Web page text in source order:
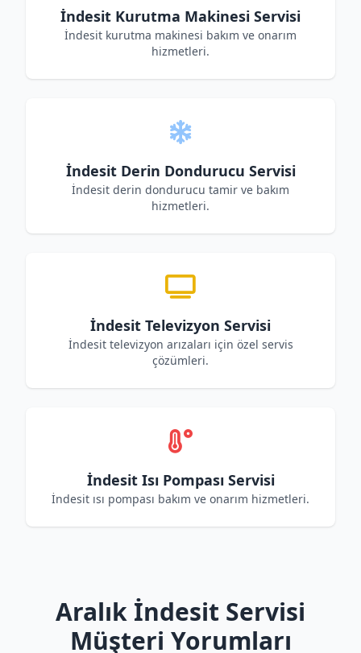
İndesit Kurutma Makinesi Servisi
İndesit kurutma makinesi bakım ve onarım
hizmetleri.
İndesit Derin Dondurucu Servisi
İndesit derin dondurucu tamir ve bakım
hizmetleri.
İndesit Televizyon Servisi
İndesit televizyon arızaları için özel servis
çözümleri.
İndesit Isı Pompası Servisi
İndesit ısı pompası bakım ve onarım hizmetleri.
Aralık İndesit Servisi
Müşteri Yorumları